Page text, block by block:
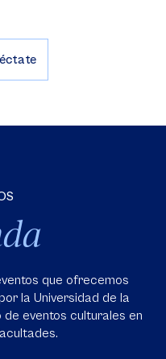
que ofrecemos
la Universidad de la
eventos culturales en